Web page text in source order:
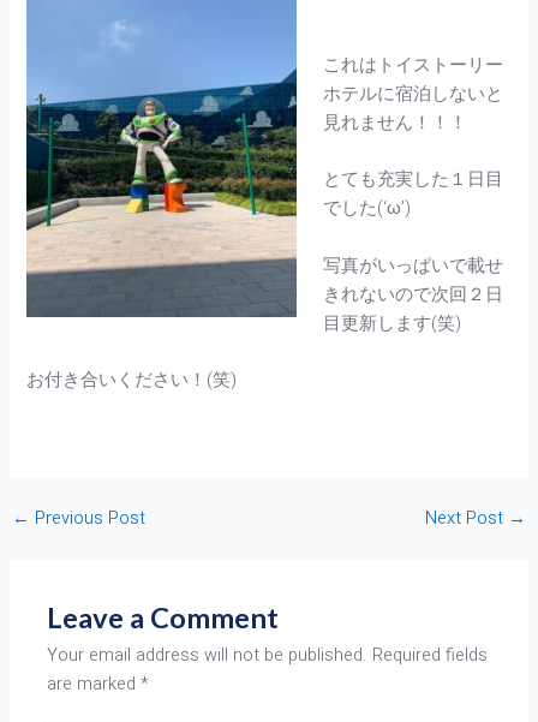
これはトイストーリー
ホテルに宿泊しないと
見れません！！！
とても充実した１日目
でした(‘ω’)
写真がいっぱいで載せ
きれないので次回２日
目更新します(笑)
お付き合いください！(笑)
← Previous Post Next Post →
Leave a Comment
Your email address will not be published. Required fields
are marked*